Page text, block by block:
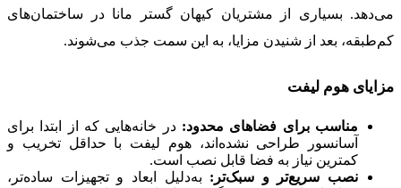
می‌دهد. بسیاری از مشتریان کیهان گستر مانا در ساختمان‌های
کم‌طبقه، بعد از شنیدن مزایا، به این سمت جذب می‌شوند.
مزایای هوم لیفت
مناسب برای فضاهای محدود: در خانه‌هایی که از ابتدا برای
آسانسور طراحی نشده‌اند، هوم لیفت با حداقل تخریب و
کمترین نیاز به فضا قابل نصب است.
نصب سریع‌تر و سبک‌تر: به‌دلیل ابعاد و تجهیزات ساده‌تر،